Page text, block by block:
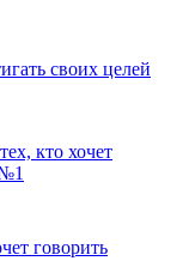
своих целей
говорить